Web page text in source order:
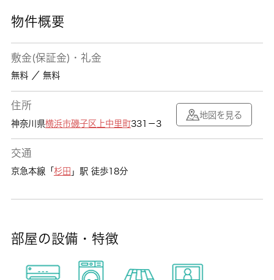
物件概要
敷金(保証金)・礼金
無料 ／ 無料
住所
神奈川県横浜市磯子区 上中里町331－3
地図を見る
交通
京急本線「 杉田 」駅 徒歩18分
部屋の設備・特徴